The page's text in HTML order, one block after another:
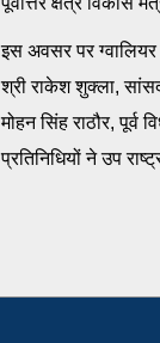
इस अवसर पर
श्री राकेश शुक्ला, सांसद
मोहन सिंह राठौर, पूर्व
प्रतिनिधियों ने उप